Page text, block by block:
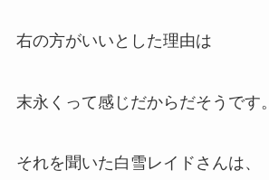
右の方がいいとした理由は
末永く って感じだからだそうです。
それを聞いた白雪レイドさんは、